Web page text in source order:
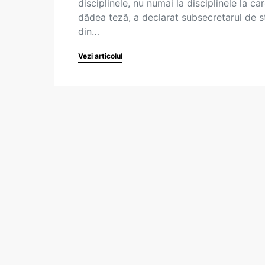
disciplinele, nu numai la disciplinele la
dădea teză, a declarat subsecretarul de
din…
Vezi articolul